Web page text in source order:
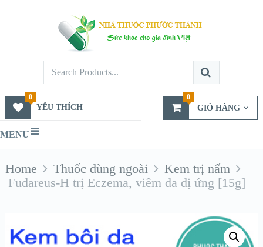
YÊU THÍCH
0
GIỎ HÀNG
0
MENU
Home Thuốc dùng ngoài
Kem trị nấm
Fudareus-H trị Eczema, viêm da dị ứng [15g]